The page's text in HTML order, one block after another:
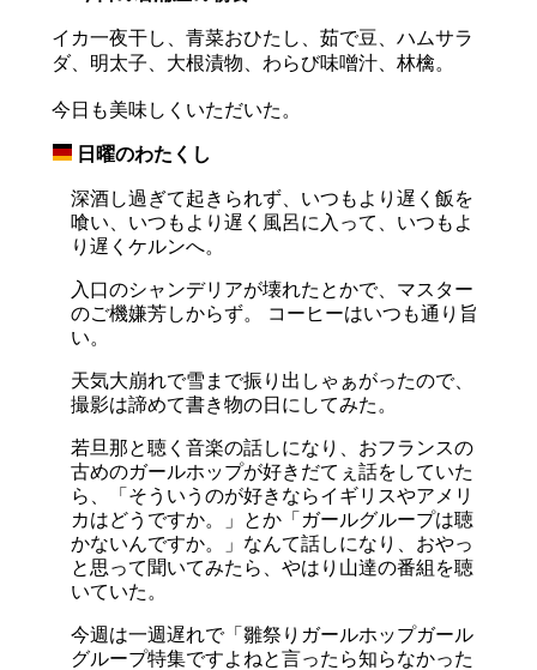
イカ一夜干し、青菜おひたし、茹で豆、ハムサラ
ダ、明太子、大根漬物、わらび味噌汁、林檎。
今日も美味しくいただいた。
日曜のわたくし
深酒し過ぎて起きられず、いつもより遅く飯を
喰い、いつもより遅く風呂に入って、いつもよ
り遅くケルンへ。
入口のシャンデリアが壊れたとかで、マスター
のご機嫌芳しからず。 コーヒーはいつも通り旨
い。
天気大崩れで雪まで振り出しゃぁがったので、
撮影は諦めて書き物の日にしてみた。
若旦那と聴く音楽の話しになり、おフランスの
古めのガールホップが好きだてぇ話をしていた
ら、「そういうのが好きならイギリスやアメリ
カはどうですか。」とか「ガールグループは聴
かないんですか。」なんて話しになり、おやっ
と思って聞いてみたら、やはり山達の番組を聴
いていた。
今週は一週遅れで「雛祭りガールホップガール
グループ特集ですよねと言ったら知らなかった